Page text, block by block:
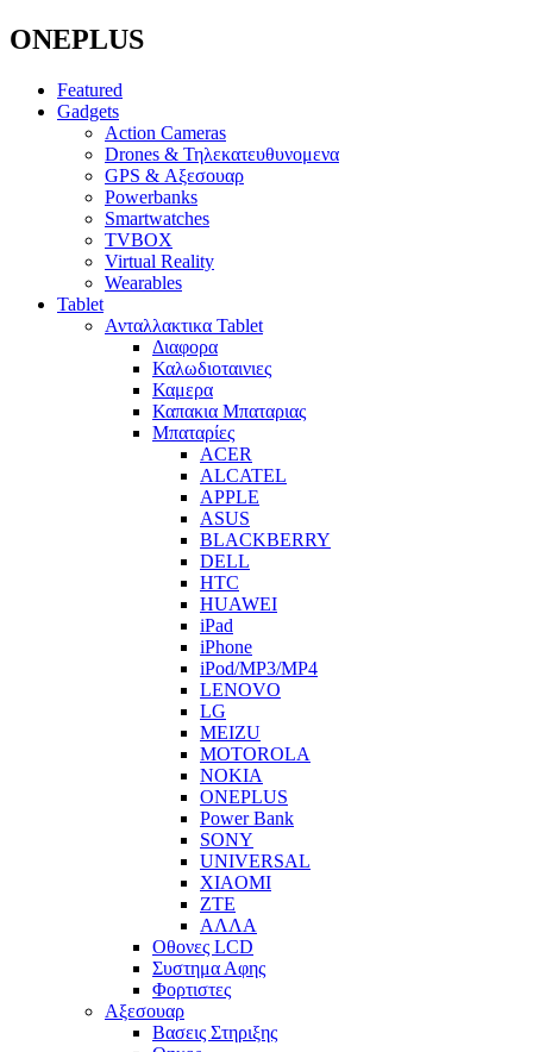
ONEPLUS
Featured
Gadgets
Action Cameras
Drones & Τηλεκατευθυνομενα
GPS & Αξεσουαρ
Powerbanks
Smartwatches
TVBOX
Virtual Reality
Wearables
Tablet
Ανταλλακτικα Tablet
Διαφορα
Καλωδιοταινιες
Καμερα
Καπακια Μπαταριας
Μπαταρίες
ACER
ALCATEL
APPLE
ASUS
BLACKBERRY
DELL
HTC
HUAWEI
iPad
iPhone
iPod/MP3/MP4
LENOVO
LG
MEIZU
MOTOROLA
NOKIA
ONEPLUS
Power Bank
SONY
UNIVERSAL
XIAOMI
ZTE
ΑΛΛΑ
Οθονες LCD
Συστημα Αφης
Φορτιστες
Αξεσουαρ
Βασεις Στηριξης